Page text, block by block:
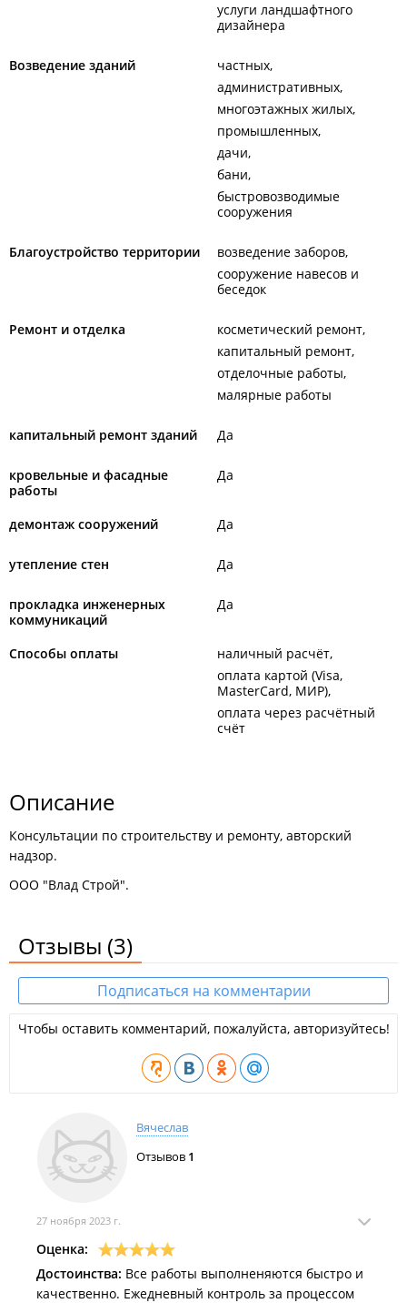
услуги ландшафтного
дизайнера
Возведение зданий
частных
административных
многоэтажных жилых
промышленных
дачи
бани
быстровозводимые
сооружения
Благоустройство территории
возведение заборов
сооружение навесов и
беседок
Ремонт и отделка
косметический ремонт
капитальный ремонт
отделочные работы
малярные работы
капитальный ремонт зданий Да
кровельные и фасадные
работы
Да
демонтаж сооружений Да
утепление стен Да
прокладка инженерных
коммуникаций
Да
Способы оплаты
наличный расчёт
оплата картой (Visa,
MasterCard, МИР)
оплата через расчётный
счёт
Описание
Консультации по строительству и ремонту, авторский
надзор.
ООО "Влад Строй".
Отзывы (3)
Подписаться на комментарии
Чтобы оставить комментарий, пожалуйста, авторизуйтесь!
Вячеслав
Отзывов 1
27 ноября 2023 г.
Оценка:
Достоинства: Все работы выполненяются быстро и
качественно. Ежедневный контроль за процессом